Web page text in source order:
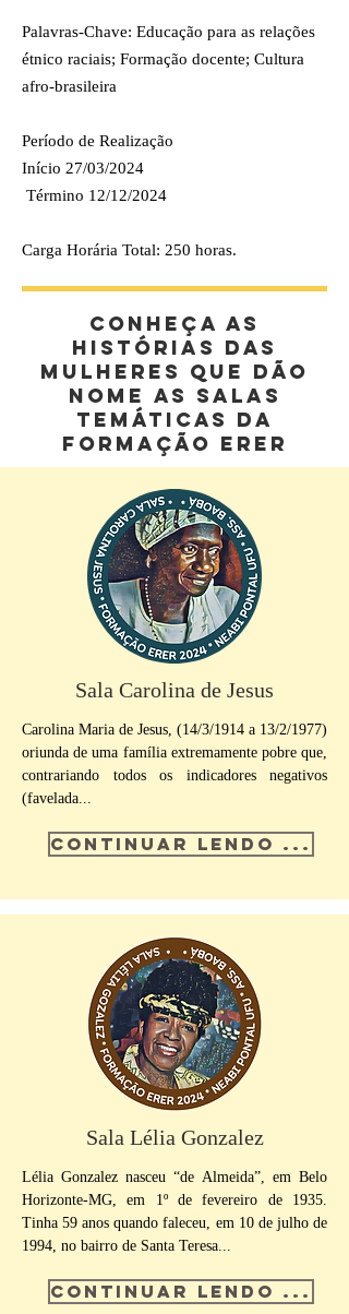
Palavras-Chave: Educação para as relações
étnico raciais; Formação docente; Cultura
afro-brasileira
Período de Realização
Início 27/03/2024
Término 12/12/2024
Carga Horária Total: 250 horas.
CONHEÇA AS
HISTÓRIAS DAS
MULHERES QUE DÃO
NOME AS SALAS
TEMÁTICAS DA
FORMAÇÃO ERER
Sala Carolina de Jesus
Carolina Maria de Jesus, (14/3/1914 a 13/2/1977)
oriunda de uma família extremamente pobre que,
contrariando todos os indicadores negativos
(favelada...
CONTINUAR LENDO ...
Sala Lélia Gonzalez
Lélia Gonzalez nasceu “de Almeida”, em Belo
Horizonte-MG, em 1º de fevereiro de 1935.
Tinha 59 anos quando faleceu, em 10 de julho de
1994, no bairro de Santa Teresa...
CONTINUAR LENDO ...